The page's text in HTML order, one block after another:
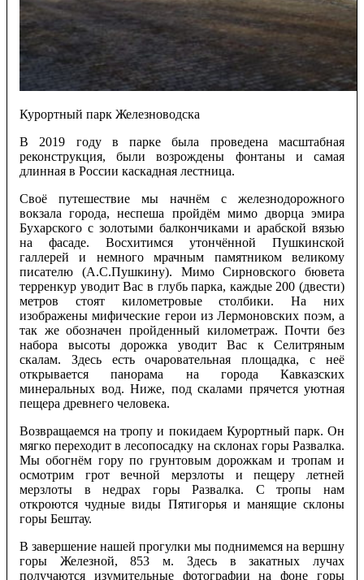
Курортный парк Железноводска
В 2019 году в парке была проведена масштабная
реконструкция, были возрождены фонтаны и самая
длинная в России каскадная лестница.
Своё путешествие мы начнём с железнодорожного
вокзала города, неспеша пройдём мимо дворца эмира
Бухарского с золотыми балкончиками и арабской вязью
на фасаде. Восхитимся утончённой Пушкинской
галлерей и немного мрачным памятником великому
писателю (А.С.Пушкину). Мимо Сирновского бювета
терренкур уводит Вас в глубь парка, каждые 200 (двести)
метров стоят километровые столбики. На них
изображены мифические герои из Лермоновских поэм, а
так же обозначен пройденный километраж. Почти без
набора высоты дорожка уводит Вас к Селитряным
скалам. Здесь есть очаровательная площадка, с неё
открывается панорама на города Кавказских
минеральных вод. Ниже, под скалами прячется уютная
пещера древнего человека.
Возвращаемся на тропу и покидаем Курортный парк. Он
мягко переходит в лесопосадку на склонах горы Развалка.
Мы обогнём гору по грунтовым дорожкам и тропам и
осмотрим грот вечной мерзлоты и пещеру летней
мерзлоты в недрах горы Развалка. С тропы нам
откроются чудные виды Пятигорья и манящие склоны
горы Бештау.
В завершение нашей прогулки мы поднимемся на вершну
горы Железной, 853 м. Здесь в закатных лучах
получаются изумительные фотографии на фоне горы